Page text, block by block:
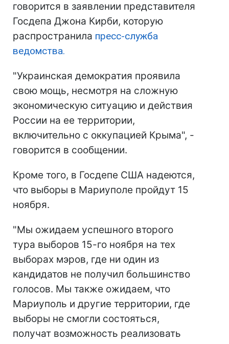
говорится в заявлении представителя
Госдепа Джона Кирби, которую
распространила пресс-служба
ведомства.
"Украинская демократия проявила
свою мощь, несмотря на сложную
экономическую ситуацию и действия
России на ее территории,
включительно с оккупацией Крыма", -
говорится в сообщении.
Кроме того, в Госдепе США надеются,
что выборы в Мариуполе пройдут 15
ноября.
"Мы ожидаем успешного второго
тура выборов 15-го ноября на тех
выборах мэров, где ни один из
кандидатов не получил большинство
голосов. Мы также ожидаем, что
Мариуполь и другие территории, где
выборы не смогли состояться,
получат возможность реализовать